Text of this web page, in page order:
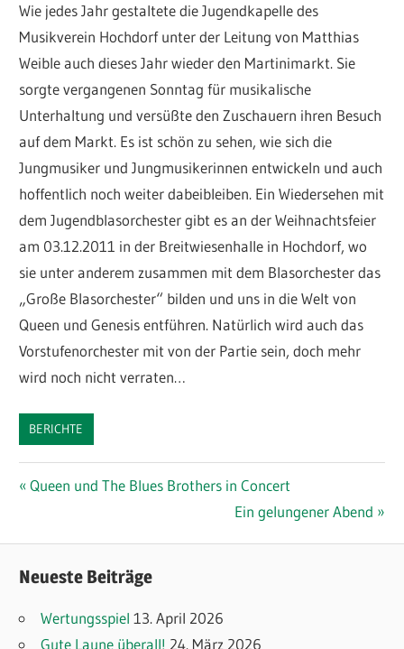
am
Neckar
Wie jedes Jahr gestaltete die Jugendkapelle des
Musikverein Hochdorf unter der Leitung von Matthias
Weible auch dieses Jahr wieder den Martinimarkt. Sie
sorgte vergangenen Sonntag für musikalische
Unterhaltung und versüßte den Zuschauern ihren Besuch
auf dem Markt. Es ist schön zu sehen, wie sich die
Jungmusiker und Jungmusikerinnen entwickeln und auch
hoffentlich noch weiter dabeibleiben. Ein Wiedersehen mit
dem Jugendblasorchester gibt es an der Weihnachtsfeier
am 03.12.2011 in der Breitwiesenhalle in Hochdorf, wo
sie unter anderem zusammen mit dem Blasorchester das
„Große Blasorchester“ bilden und uns in die Welt von
Queen und Genesis entführen. Natürlich wird auch das
Vorstufenorchester mit von der Partie sein, doch mehr
wird noch nicht verraten…
BERICHTE
Beitragsnavigation
Vorheriger
Queen und The Blues Brothers in Concert
Nächster
Ein gelungener Abend
Neueste Beiträge
Wertungsspiel 13. April 2026
Gute Laune überall! 24. März 2026